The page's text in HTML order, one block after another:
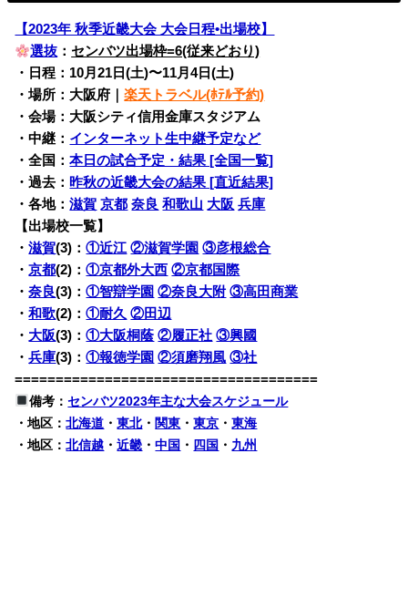
【2023年 秋季近畿大会 大会日程•出場校】
選抜 ： センバツ出場枠=6(従来どおり)
・日程：10月21日(土)〜11月4日(土)
・場所：大阪府｜楽天トラベル(ﾎﾃﾙ予約)
・会場：大阪シティ信用金庫スタジアム
・中継： インターネット生中継予定など
・全国：本日の試合予定・結果 [全国一覧]
・過去： 昨秋の近畿大会の結果 [直近結果]
・各地：滋賀 京都 奈良 和歌山 大阪 兵庫
【出場校一覧】
・滋賀(3)：①近江 ②滋賀学園 ③彦根総合
・京都(2)：①京都外大西 ②京都国際
・奈良(3)：①智辯学園 ②奈良大附 ③高田商業
・和歌(2)：①耐久 ②田辺
・ 大阪(3)：①大阪桐蔭 ②履正社 ③興國
・兵庫(3)：①報徳学園 ②須磨翔風 ③社
=====================================
備考：センバツ2023年主な大会スケジュール
・地区：北海道 ・東北・ 関東 ・東京 ・東海
・地区：北信越 ・近畿 ・中国 ・ 四国 ・ 九州